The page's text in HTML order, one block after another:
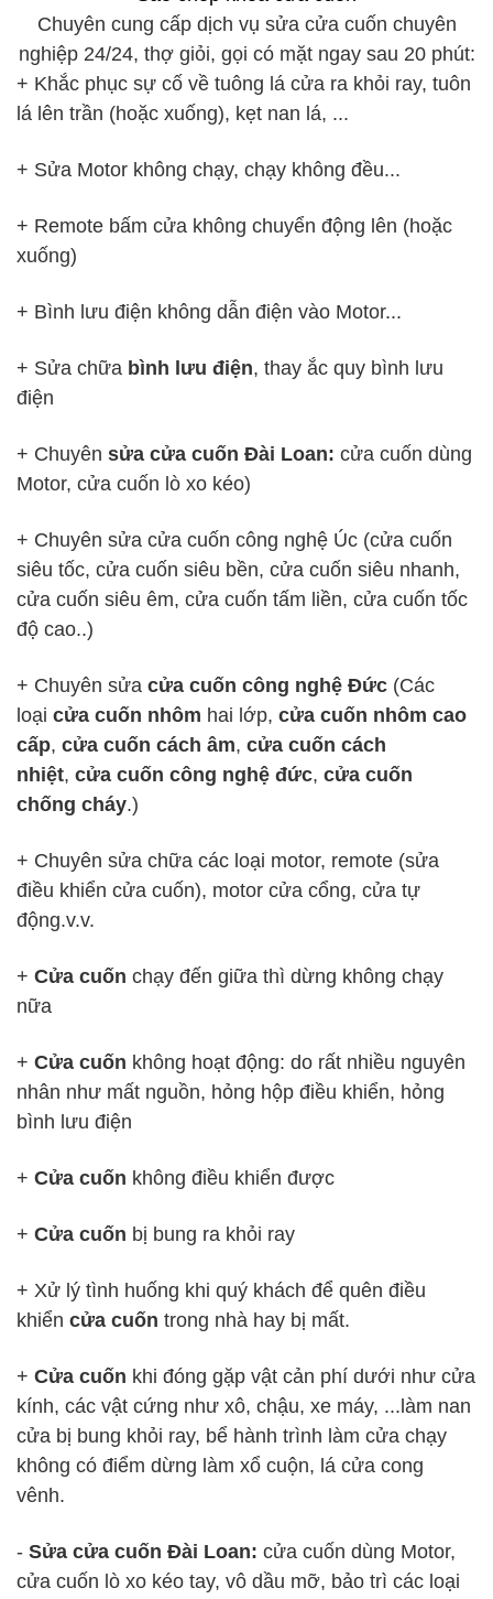
Chuyên cung cấp dịch vụ sửa cửa cuốn chuyên
nghiệp 24/24, thợ giỏi, gọi có mặt ngay sau 20 phút:
+ Khắc phục sự cố về tuông lá cửa ra khỏi ray, tuôn
lá lên trần (hoặc xuống), kẹt nan lá, ...
+ Sửa Motor không chạy, chạy không đều...
+ Remote bấm cửa không chuyển động lên (hoặc
xuống)
+ Bình lưu điện không dẫn điện vào Motor...
+ Sửa chữa bình lưu điện, thay ắc quy bình lưu
điện
+ Chuyên sửa cửa cuốn Đài Loan: cửa cuốn dùng
Motor, cửa cuốn lò xo kéo)
+ Chuyên sửa cửa cuốn công nghệ Úc (cửa cuốn
siêu tốc, cửa cuốn siêu bền, cửa cuốn siêu nhanh,
cửa cuốn siêu êm, cửa cuốn tấm liền, cửa cuốn tốc
độ cao..)
+ Chuyên sửa cửa cuốn công nghệ Đức (Các
loại cửa cuốn nhôm hai lớp, cửa cuốn nhôm cao
cấp, cửa cuốn cách âm, cửa cuốn cách
nhiệt, cửa cuốn công nghệ đức, cửa cuốn
chống cháy.)
+ Chuyên sửa chữa các loại motor, remote (sửa
điều khiển cửa cuốn), motor cửa cổng, cửa tự
động.v.v.
+ Cửa cuốn chạy đến giữa thì dừng không chạy
nữa
+ Cửa cuốn không hoạt động: do rất nhiều nguyên
nhân như mất nguồn, hỏng hộp điều khiển, hỏng
bình lưu điện
+ Cửa cuốn không điều khiển được
+ Cửa cuốn bị bung ra khỏi ray
+ Xử lý tình huống khi quý khách để quên điều
khiển cửa cuốn trong nhà hay bị mất.
+ Cửa cuốn khi đóng gặp vật cản phí dưới như cửa
kính, các vật cứng như xô, chậu, xe máy, ...làm nan
cửa bị bung khỏi ray, bể hành trình làm cửa chạy
không có điểm dừng làm xổ cuộn, lá cửa cong
vênh.
- Sửa cửa cuốn Đài Loan: cửa cuốn dùng Motor,
cửa cuốn lò xo kéo tay, vô dầu mỡ, bảo trì các loại